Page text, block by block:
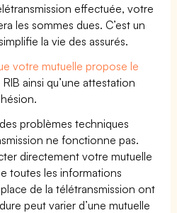
effectuée, votre
les sommes dues. C’est un
la vie des assurés.
votre mutuelle propose le
ainsi qu’une attestation
problèmes techniques
ne fonctionne pas.
directement votre mutuelle
toutes les informations
de la télétransmission ont
peut varier d’une mutuelle